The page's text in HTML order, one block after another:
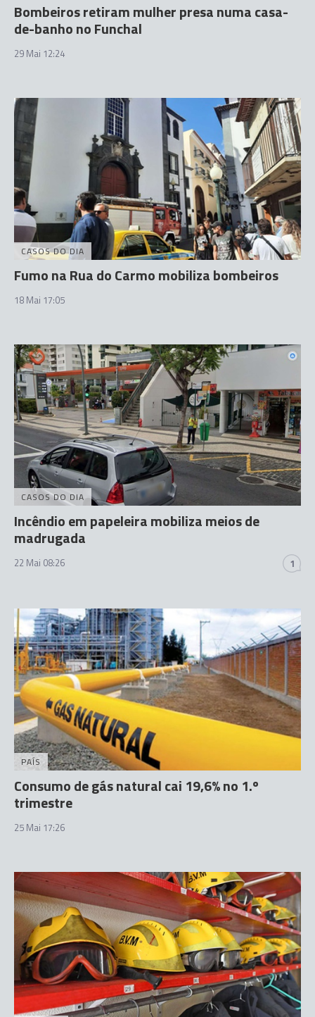
Bombeiros retiram mulher presa numa casa-
de-banho no Funchal
29 Mai 12:24
CASOS DO DIA
Fumo na Rua do Carmo mobiliza bombeiros
18 Mai 17:05
CASOS DO DIA
Incêndio em papeleira mobiliza meios de
madrugada
22 Mai 08:26 1
PAÍS
Consumo de gás natural cai 19,6% no 1.º
trimestre
25 Mai 17:26